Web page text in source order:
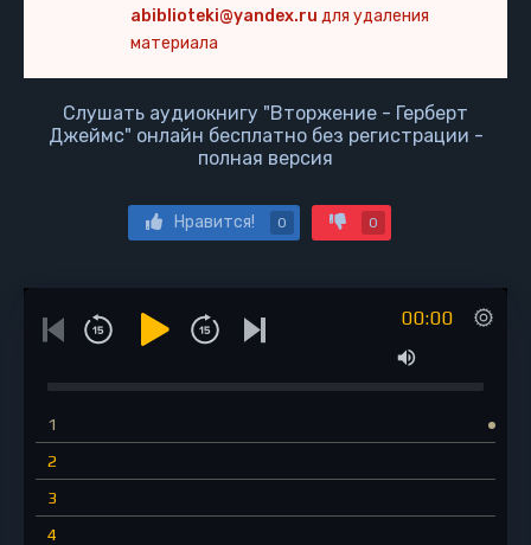
abiblioteki@yandex.ru для удаления
материала
Слушать аудиокнигу "Вторжение - Герберт
Джеймс" онлайн бесплатно без регистрации -
полная версия
Нравится! 0 0
00:00
1
2
3
4